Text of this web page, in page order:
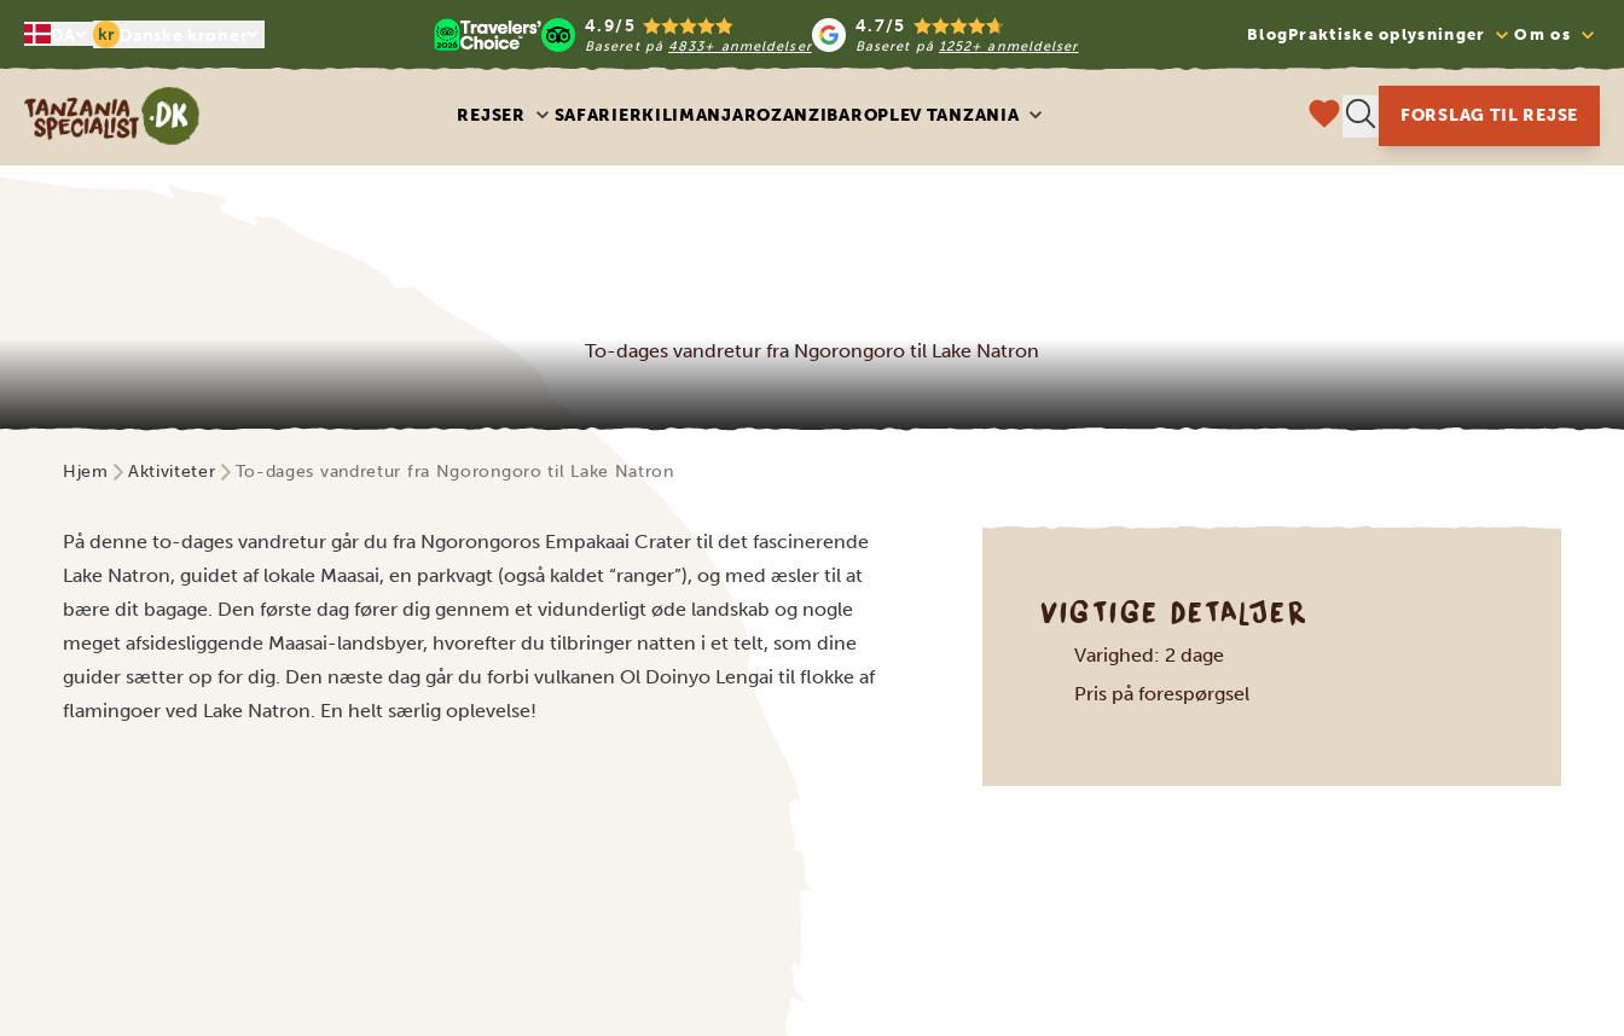
kr 4.9/5
Baseret på 4833+ anmeldelser
4.7/5
Baseret på 1252+ anmeldelser
BlogPraktiske oplysninger Om os
Tanzania Specialist
REJSER SAFARIERKILIMANJAROZANZIBAROPLEV TANZANIA FORSLAG TIL REJSE
To-dages vandretur fra Ngorongoro til Lake Natron
Hjem Aktiviteter To-dages vandretur fra Ngorongoro til Lake Natron
På denne to-dages vandretur går du fra Ngorongoros Empakaai Crater til det fascinerende
Lake Natron, guidet af lokale Maasai, en parkvagt (også kaldet “ranger”), og med æsler til at
bære dit bagage. Den første dag fører dig gennem et vidunderligt øde landskab og nogle
meget afsidesliggende Maasai-landsbyer, hvorefter du tilbringer natten i et telt, som dine
guider sætter op for dig. Den næste dag går du forbi vulkanen Ol Doinyo Lengai til flokke af
flamingoer ved Lake Natron. En helt særlig oplevelse!
VIGTIGE DETALJER
Varighed: 2 dage
Pris på forespørgsel